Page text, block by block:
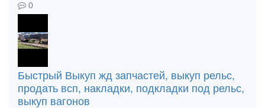
0
Быстрый Выкуп жд запчастей, выкуп рельс,
продать всп, накладки, подкладки под рельс,
выкуп вагонов